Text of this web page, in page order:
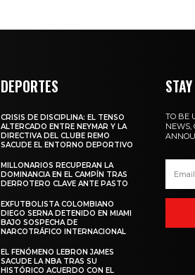
DEPORTES
CRISIS DE DISCIPLINA: EL TENSO
ALTERCADO ENTRE NEYMAR Y LA
DIRECTIVA DEL CLUBE REMO
SACUDE EL ENTORNO DEPORTIVO
MILLONARIOS RECUPERAN LA
DOMINANCIA EN EL CAMPÍN TRAS
DERROTERO CLAVE ANTE PASTO
EXFUTBOLISTA COLOMBIANO
DIEGO SERNA DETENIDO EN MIAMI
BAJO SOSPECHA DE
NARCOTRÁFICO INTERNACIONAL
EL FENÓMENO LEBRON JAMES
SACUDE LA NBA TRAS SU
HISTÓRICO ACUERDO CON EL
TO BE
NEWS,